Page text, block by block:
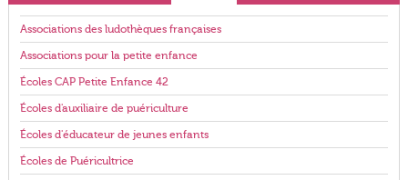
Associations des ludothèques françaises
Associations pour la petite enfance
Écoles CAP Petite Enfance 42
Écoles d'auxiliaire de puériculture
Écoles d'éducateur de jeunes enfants
Écoles de Puéricultrice